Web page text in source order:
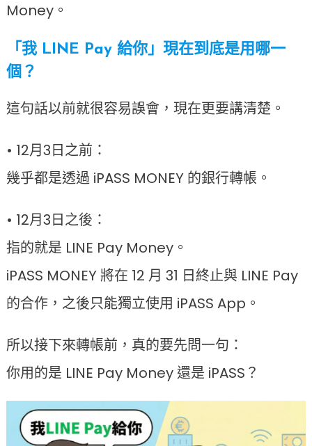
Money。
「我 LINE Pay 給你」現在到底是用哪一
個？
這句話以前就很容易誤會，現在更要講清楚。
• 12月3日之前：
幾乎都是透過 iPASS MONEY 的銀行轉帳。
• 12月3日之後：
指的就是 LINE Pay Money。
iPASS MONEY 將在 12 月 31 日終止與 LINE Pay
的合作，之後只能獨立使用 iPASS App。
所以接下來轉帳前，真的要先問一句：
你用的是 LINE Pay Money 還是 iPASS？